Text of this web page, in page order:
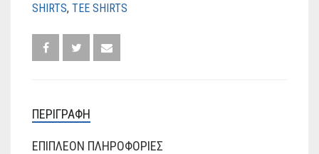
SHIRTS, TEE SHIRTS
ΠΕΡΙΓΡΑΦΉ
ΕΠΙΠΛΈΟΝ ΠΛΗΡΟΦΟΡΊΕΣ